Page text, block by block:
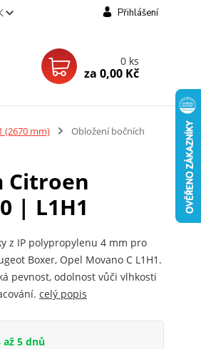
Přihlášení
0 ks
za 0,00 Kč
(2670 mm)
Obložení bočních
Citroen
| L1H1
z IP polypropylenu 4 mm pro
Boxer, Opel Movano C L1H1.
pevnost, odolnost vůči vlhkosti
celý popis
až 5 dnů